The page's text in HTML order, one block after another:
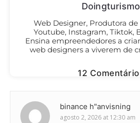
Doingturismo
Web Designer, Produtora
Youtube, Instagram, Tiktok,
Ensina empreendedores a
web designers a viverem de
12
binance h"anvisning
agosto 2, 2026 at 12:30 am